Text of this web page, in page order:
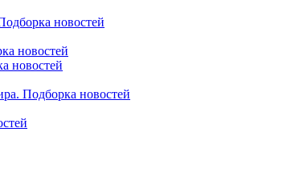
новостей
новостей
новостей
Подборка новостей